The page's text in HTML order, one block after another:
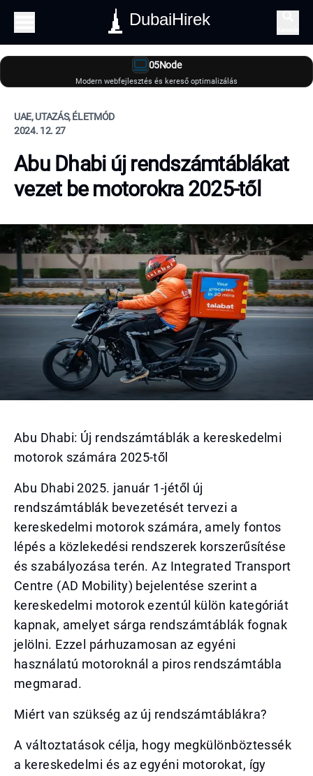
DubaiHirek
05Node
Modern webfejlesztés és kereső optimalizálás
UAE, UTAZÁS, ÉLETMÓD
2024. 12. 27
Abu Dhabi új rendszámtáblákat
vezet be motorokra 2025-től
Abu Dhabi: Új rendszámtáblák a kereskedelmi
motorok számára 2025-től
Abu Dhabi 2025. január 1-jétől új
rendszámtáblák bevezetését tervezi a
kereskedelmi motorok számára, amely fontos
lépés a közlekedési rendszerek korszerűsítése
és szabályozása terén. Az Integrated Transport
Centre (AD Mobility) bejelentése szerint a
kereskedelmi motorok ezentúl külön kategóriát
kapnak, amelyet sárga rendszámtáblák fognak
jelölni. Ezzel párhuzamosan az egyéni
használatú motoroknál a piros rendszámtábla
megmarad.
Miért van szükség az új rendszámtáblákra?
A változtatások célja, hogy megkülönböztessék
a kereskedelmi és az egyéni motorokat, így